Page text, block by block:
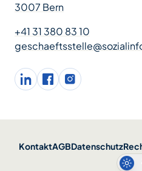
3007 Bern
+41 31 380 83 10
LinkedInfacebookInstagram
KontaktAGBDatenschutz